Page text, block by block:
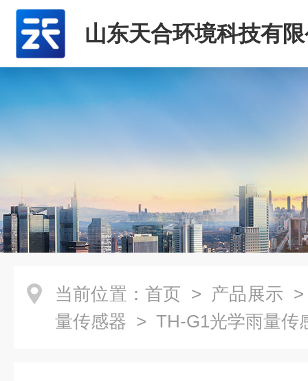
山东天合环境科技有
当前位置： 首页 > 产品展示
量传感器 > TH-G1光学雨量传